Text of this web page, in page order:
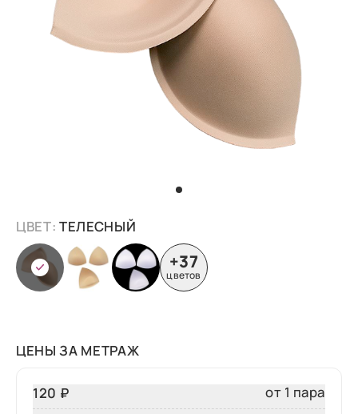
ЦВЕТ:ТЕЛЕСНЫЙ
+37
цветов
ЦЕНЫ ЗА МЕТРАЖ
120 ₽
от 1 пара